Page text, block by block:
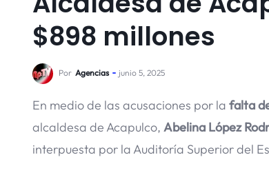
$898 millones
Por Agencias junio 5, 2025
En medio de las acusaciones por la falta
alcaldesa de Acapulco, Abelina López
interpuesta por la Auditoría Superior del